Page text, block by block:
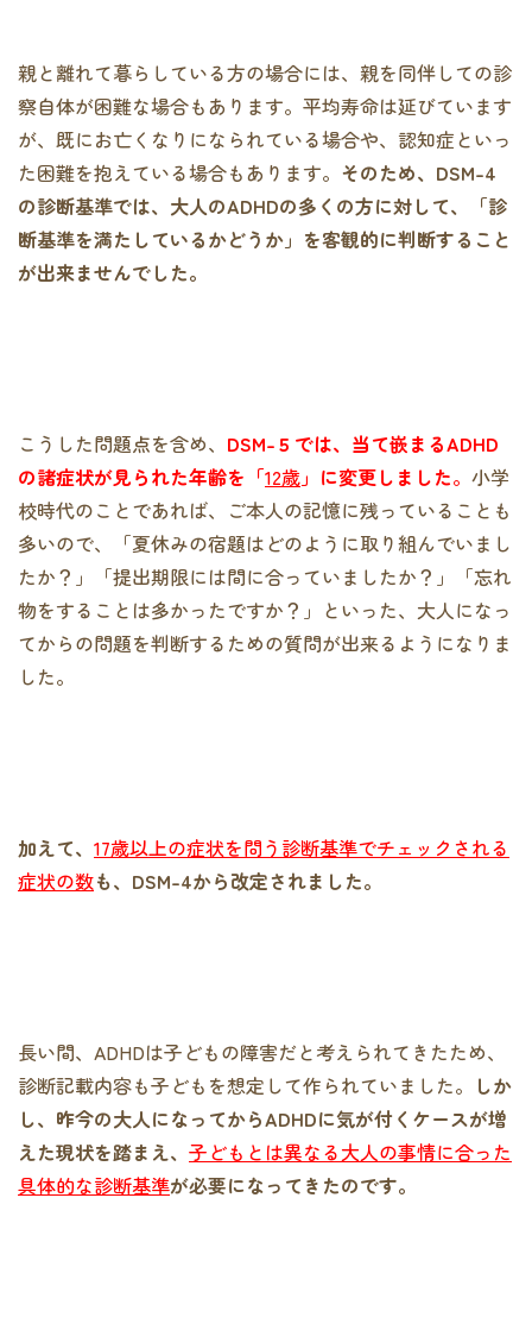
親と離れて暮らしている方の場合には、親を同伴しての診
察自体が困難な場合もあります。平均寿命は延びています
が、既にお亡くなりになられている場合や、認知症といっ
た困難を抱えている場合もあります。 そのため、DSM-4
の診断基準では、大人のADHDの多くの方に対して、「診
断基準を満たしているかどうか」を客観的に判断すること
が出来ませんでした。
こうした問題点を含め、 DSM-５では、当て嵌まるADHD
の諸症状が見られた年齢を「12歳」に変更しました。 小学
校時代のことであれば、ご本人の記憶に残っていることも
多いので、「夏休みの宿題はどのように取り組んでいまし
たか？」「提出期限には間に合っていましたか？」「忘れ
物をすることは多かったですか？」といった、大人になっ
てからの問題を判断するための質問が出来るようになりま
した。
加えて、 17歳以上の症状を問う診断基準でチェックされる
症状の数も、DSM-4から改定されました。
長い間、ADHDは子どもの障害だと考えられてきたため、
診断記載内容も子どもを想定して作られていました。 しか
し、昨今の大人になってからADHDに気が付くケースが増
えた現状を踏まえ、 子どもとは異なる大人の事情に合った
具体的な診断基準が必要になってきたのです。